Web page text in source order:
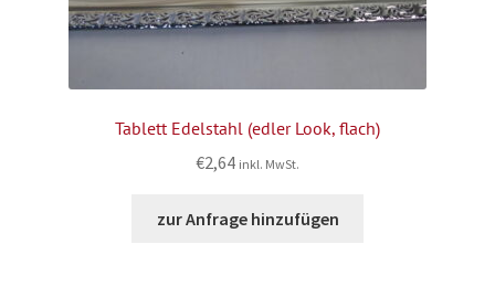
Tablett Edelstahl (edler Look, flach)
€2,64 inkl. MwSt.
zur Anfrage hinzufügen